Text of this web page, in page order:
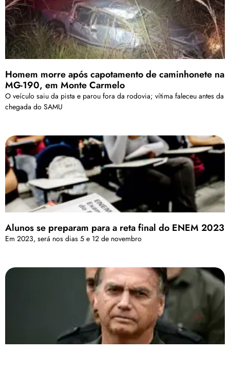
Homem morre após capotamento de caminhonete na
MG-190, em Monte Carmelo
O veículo saiu da pista e parou fora da rodovia; vítima faleceu antes da
chegada do SAMU
Alunos se preparam para a reta final do ENEM 2023
Em 2023, será nos dias 5 e 12 de novembro